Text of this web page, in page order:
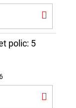
polic: 5